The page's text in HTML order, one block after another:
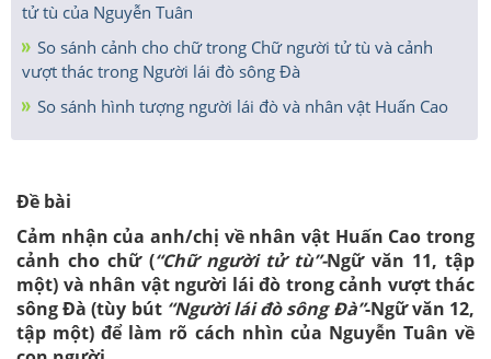
tử tù của Nguyễn Tuân
So sánh cảnh cho chữ trong Chữ người tử tù và cảnh
vượt thác trong Người lái đò sông Đà
So sánh hình tượng người lái đò và nhân vật Huấn Cao
Đề bài
Cảm nhận của anh/chị về nhân vật Huấn Cao trong
cảnh cho chữ (“Chữ người tử tù”-Ngữ văn 11, tập
một) và nhân vật người lái đò trong cảnh vượt thác
sông Đà (tùy bút “Người lái đò sông Đà”-Ngữ văn 12,
tập một) để làm rõ cách nhìn của Nguyễn Tuân về